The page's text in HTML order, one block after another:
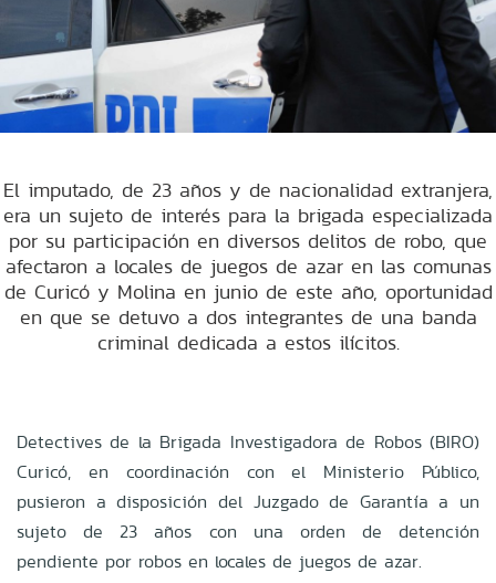
El imputado, de 23 años y de nacionalidad extranjera,
era un sujeto de interés para la brigada especializada
por su participación en diversos delitos de robo, que
afectaron a locales de juegos de azar en las comunas
de Curicó y Molina en junio de este año, oportunidad
en que se detuvo a dos integrantes de una banda
criminal dedicada a estos ilícitos.
Detectives de la Brigada Investigadora de Robos (BIRO)
Curicó, en coordinación con el Ministerio Público,
pusieron a disposición del Juzgado de Garantía a un
sujeto de 23 años con una orden de detención
pendiente por robos en locales de juegos de azar.